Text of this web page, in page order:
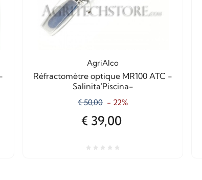
AgriAlco
Réfractomètre optique MR100 ATC -
Salinita'Piscina-
€ 50,00 - 22%
€ 39,00